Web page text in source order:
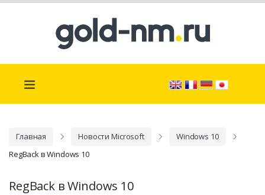
Главная Новости Microsoft
Windows 10
RegBack в Windows 10
RegBack в Windows 10